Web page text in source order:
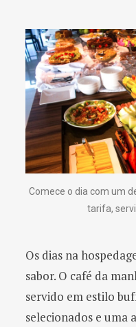
Comece o dia com um
tarifa,
Os dias na
sabor. O café da
servido em estilo
selecionados e uma